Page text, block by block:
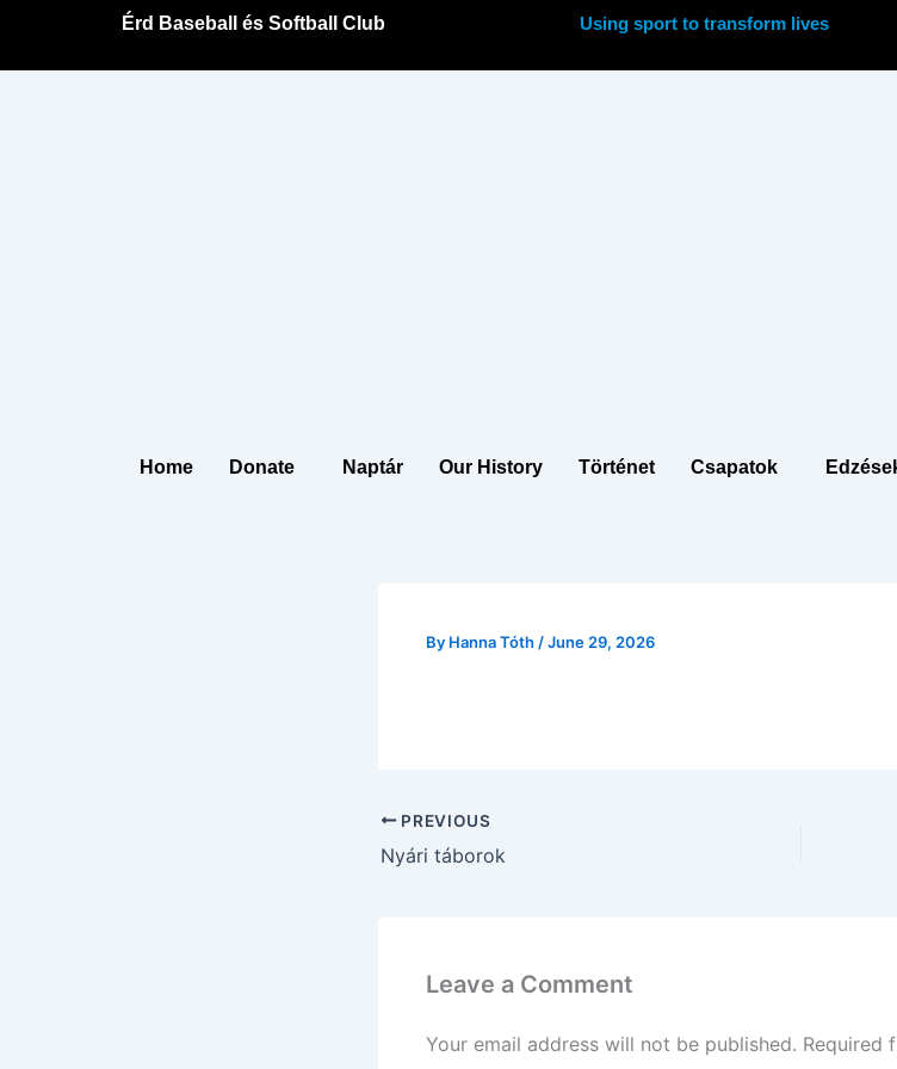
content
Érd Baseball és Softball Club Using sport to transform lives
Home Donate Naptár Our History Történet Csapatok
By Hanna Tóth /June 29, 2026
PREVIOUS
Nyári táborok
Leave a Comment
Your email address will not be published. Required